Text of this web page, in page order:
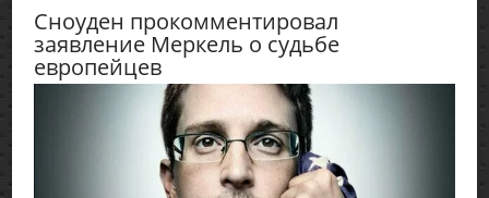
Сноуден прокомментировал
заявление Меркель о судьбе
европейцев